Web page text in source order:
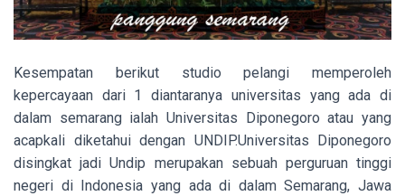
Kesempatan berikut studio pelangi memperoleh
kepercayaan dari 1 diantaranya universitas yang ada di
dalam semarang ialah Universitas Diponegoro atau yang
acapkali diketahui dengan UNDIP.Universitas Diponegoro
disingkat jadi Undip merupakan sebuah perguruan tinggi
negeri di Indonesia yang ada di dalam Semarang, Jawa